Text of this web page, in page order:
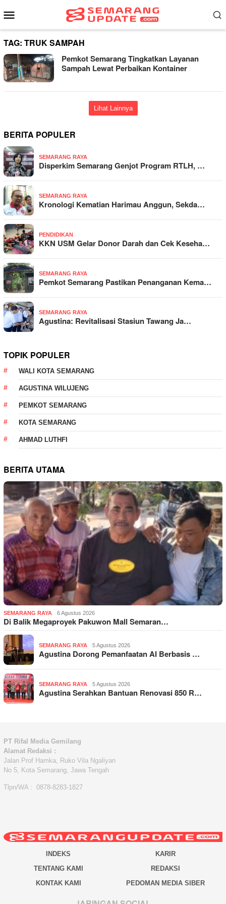
ke
Mobile
TAG: TRUK SAMPAH
Pemkot Semarang Tingkatkan Layanan
Sampah Lewat Perbaikan Kontainer
Lihat Lainnya
BERITA POPULER
SEMARANG RAYA
Disperkim Semarang Genjot Program RTLH, …
SEMARANG RAYA
Kronologi Kematian Harimau Anggun, Sekda…
PENDIDIKAN
KKN USM Gelar Donor Darah dan Cek Keseha…
SEMARANG RAYA
Pemkot Semarang Pastikan Penanganan Kema…
SEMARANG RAYA
Agustina: Revitalisasi Stasiun Tawang Ja…
TOPIK POPULER
WALI KOTA SEMARANG
AGUSTINA WILUJENG
PEMKOT SEMARANG
KOTA SEMARANG
AHMAD LUTHFI
BERITA UTAMA
SEMARANG RAYA 6 Agustus 2026
Di Balik Megaproyek Pakuwon Mall Semaran…
SEMARANG RAYA 5 Agustus 2026
Agustina Dorong Pemanfaatan AI Berbasis …
SEMARANG RAYA 5 Agustus 2026
Agustina Serahkan Bantuan Renovasi 850 R…
PT Rifal Media Gemilang
Alamat Redaksi :
Jalan Prof Hamka, Ruko Vila Ngaliyan
No 5, Kota Semarang, Jawa Tengah
Tlpn/WA : 0878-8283-1827
INDEKS
KARIR
TENTANG KAMI
REDAKSI
KONTAK KAMI
PEDOMAN MEDIA SIBER